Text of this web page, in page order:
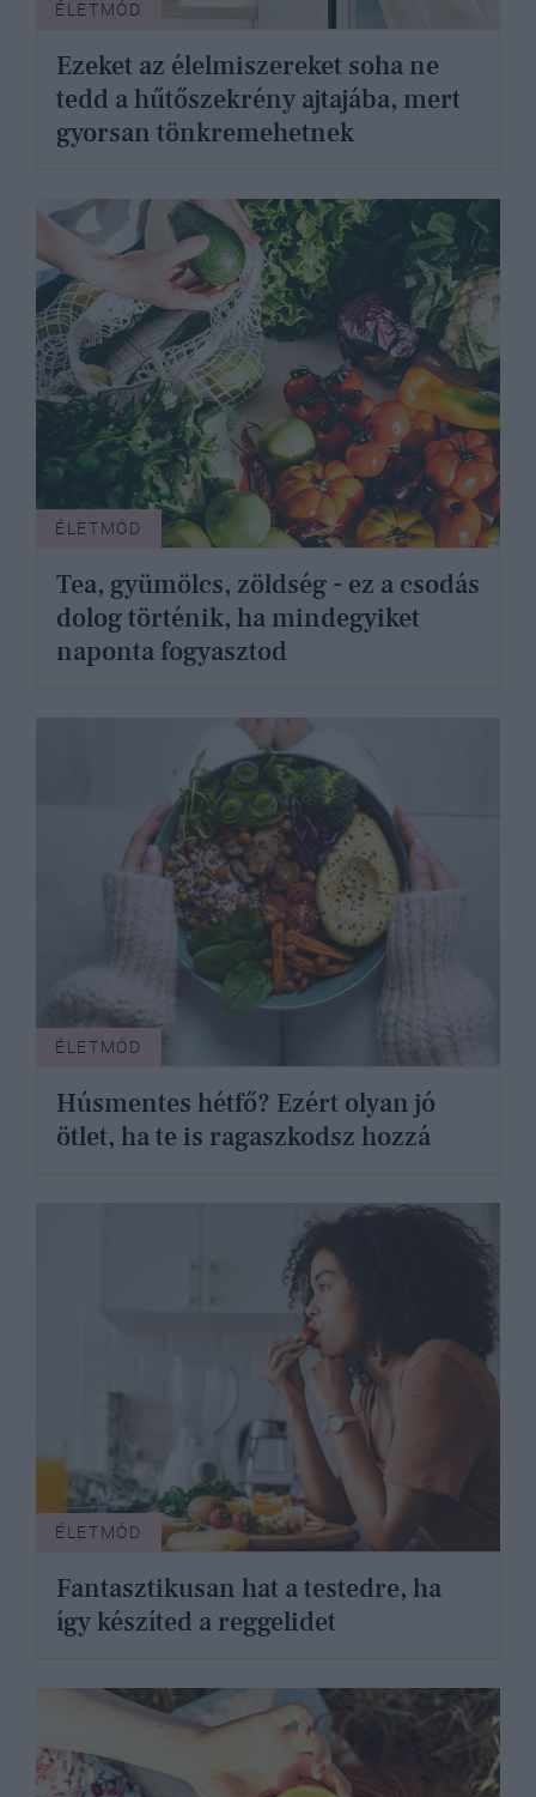
ÉLETMÓD
Ezeket az élelmiszereket soha ne
tedd a hűtőszekrény ajtajába, mert
gyorsan tönkremehetnek
ÉLETMÓD
Tea, gyümölcs, zöldség - ez a csodás
dolog történik, ha mindegyiket
naponta fogyasztod
ÉLETMÓD
Húsmentes hétfő? Ezért olyan jó
ötlet, ha te is ragaszkodsz hozzá
ÉLETMÓD
Fantasztikusan hat a testedre, ha
így készíted a reggelidet